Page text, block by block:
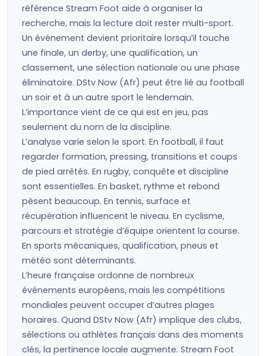
référence Stream Foot aide à organiser la
recherche, mais la lecture doit rester multi-sport.
Un événement devient prioritaire lorsqu’il touche
une finale, un derby, une qualification, un
classement, une sélection nationale ou une phase
éliminatoire. DStv Now (Afr) peut être lié au football
un soir et à un autre sport le lendemain.
L’importance vient de ce qui est en jeu, pas
seulement du nom de la discipline.
L’analyse varie selon le sport. En football, il faut
regarder formation, pressing, transitions et coups
de pied arrêtés. En rugby, conquête et discipline
sont essentielles. En basket, rythme et rebond
pèsent beaucoup. En tennis, surface et
récupération influencent le niveau. En cyclisme,
parcours et stratégie d’équipe orientent la course.
En sports mécaniques, qualification, pneus et
météo sont déterminants.
L’heure française ordonne de nombreux
événements européens, mais les compétitions
mondiales peuvent occuper d’autres plages
horaires. Quand DStv Now (Afr) implique des clubs,
sélections ou athlètes français dans des moments
clés, la pertinence locale augmente. Stream Foot